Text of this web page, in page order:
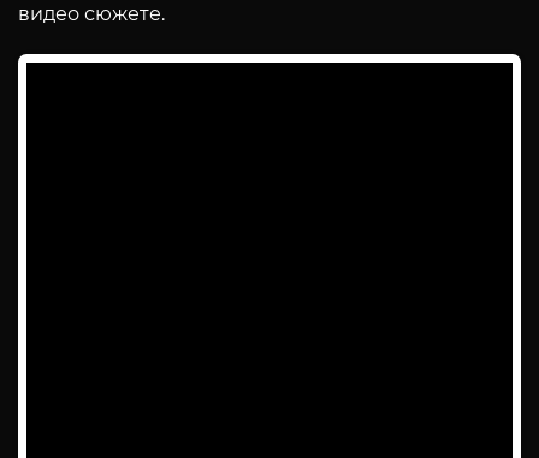
видео сюжете.